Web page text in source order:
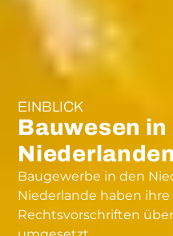
EINBLICK
Bauwesen in
Niederlanden
Baugewerbe in den
Niederlande haben
Rechtsvorschriften